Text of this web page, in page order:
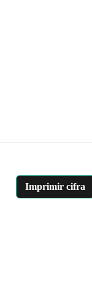
Imprimir cifra